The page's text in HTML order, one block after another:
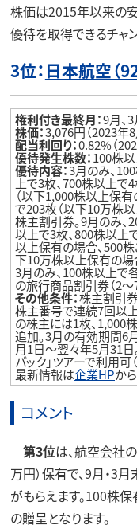
株価は2015年以来の
優待を取得できるチャ
3位： 日本航空（
権利付き最終月：9月、
株価：3,076円（2023年
配当利回り：0.82%（
優待発生株数：100株
優待内容：3月のみ、
上で3枚、700株以上で
（以下1,000株以上保有
で203枚（以下10万株
株主割引券。9月のみ、
以上で3枚、800株以上
以上保有の場合、500株
下10万株以上保有の場
3月のみ、100株以上で
の旅行商品割引券（2～
その他条件：株主割引
株主番号で連続7回以
の株主には1枚、1,000
追加。3月の有効期間6
月1日～翌々年5月31日
パック」ツアーで利用可
最新情報は企業HPか
コメント
第3位は、航空会社
万円）保有で、9月・3
がもらえます。100株
の贈呈となります。